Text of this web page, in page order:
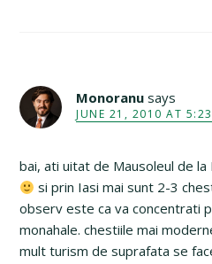
Monoranu says
JUNE 21, 2010 AT
bai, ati uitat de Mausoleul de
si prin Iasi mai sunt 2-3
observ este ca va concentrati
monahale. chestiile mai
mult turism de suprafata se